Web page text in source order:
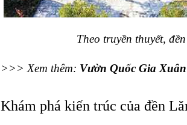
Theo truyền thuyết,
>>> Xem thêm: Vườn Quốc Gia
Khám phá kiến trúc của đền